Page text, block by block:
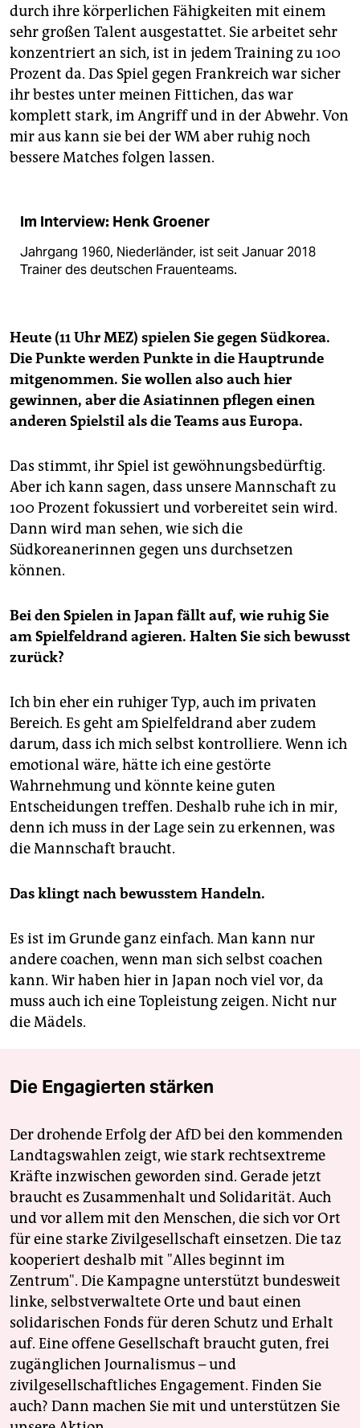
durch ihre körperlichen Fähigkeiten mit einem
sehr großen Talent ausgestattet. Sie arbeitet sehr
konzentriert an sich, ist in jedem Training zu 100
Prozent da. Das Spiel gegen Frankreich war sicher
ihr bestes unter meinen Fittichen, das war
komplett stark, im Angriff und in der Abwehr. Von
mir aus kann sie bei der WM aber ruhig noch
bessere Matches folgen lassen.
Im Interview: Henk Groener
Jahrgang 1960, Niederländer, ist seit Januar 2018
Trainer des deutschen Frauenteams.
Heute (11 Uhr MEZ) spielen Sie gegen Südkorea.
Die Punkte werden Punkte in die Hauptrunde
mitgenommen. Sie wollen also auch hier
gewinnen, aber die Asiatinnen pflegen einen
anderen Spielstil als die Teams aus Europa.
Das stimmt, ihr Spiel ist gewöhnungsbedürftig.
Aber ich kann sagen, dass unsere Mannschaft zu
100 Prozent fokussiert und vorbereitet sein wird.
Dann wird man sehen, wie sich die
Südkoreanerinnen gegen uns durchsetzen
können.
Bei den Spielen in Japan fällt auf, wie ruhig Sie
am Spielfeldrand agieren. Halten Sie sich bewusst
zurück?
Ich bin eher ein ruhiger Typ, auch im privaten
Bereich. Es geht am Spielfeldrand aber zudem
darum, dass ich mich selbst kontrolliere. Wenn ich
emotional wäre, hätte ich eine gestörte
Wahrnehmung und könnte keine guten
Entscheidungen treffen. Deshalb ruhe ich in mir,
denn ich muss in der Lage sein zu erkennen, was
die Mannschaft braucht.
Das klingt nach bewusstem Handeln.
Es ist im Grunde ganz einfach. Man kann nur
andere coachen, wenn man sich selbst coachen
kann. Wir haben hier in Japan noch viel vor, da
muss auch ich eine Topleistung zeigen. Nicht nur
die Mädels.
Die Engagierten stärken
Der drohende Erfolg der AfD bei den kommenden
Landtagswahlen zeigt, wie stark rechtsextreme
Kräfte inzwischen geworden sind. Gerade jetzt
braucht es Zusammenhalt und Solidarität. Auch
und vor allem mit den Menschen, die sich vor Ort
für eine starke Zivilgesellschaft einsetzen. Die taz
kooperiert deshalb mit "Alles beginnt im
Zentrum". Die Kampagne unterstützt bundesweit
linke, selbstverwaltete Orte und baut einen
solidarischen Fonds für deren Schutz und Erhalt
auf. Eine offene Gesellschaft braucht guten, frei
zugänglichen Journalismus – und
zivilgesellschaftliches Engagement. Finden Sie
auch? Dann machen Sie mit und unterstützen Sie